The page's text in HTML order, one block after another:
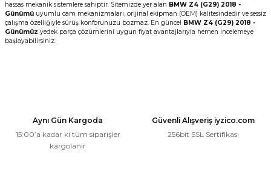
hassas mekanik sistemlere sahiptir. Sitemizde yer alan BMW Z4 (G29) 2018 -
Günümü uyumlu cam mekanizmaları, orijinal ekipman (OEM) kalitesindedir ve sessiz
çalışma özelliğiyle sürüş konforunuzu bozmaz. En güncel BMW Z4 (G29) 2018 -
Günümüz yedek parça çözümlerini uygun fiyat avantajlarıyla hemen incelemeye
başlayabilirsiniz.
Aynı Gün Kargoda
15:00’a kadar ki tüm siparişler
kargolanır
Güvenli Alışveriş iyzico.com
256bit SSL Sertifikası